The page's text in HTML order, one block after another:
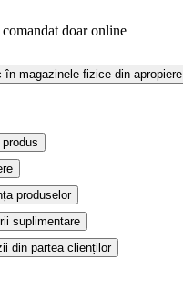
doar online
în magazinele fizice din apropiere
produs
produselor
suplimentare
din partea clienților